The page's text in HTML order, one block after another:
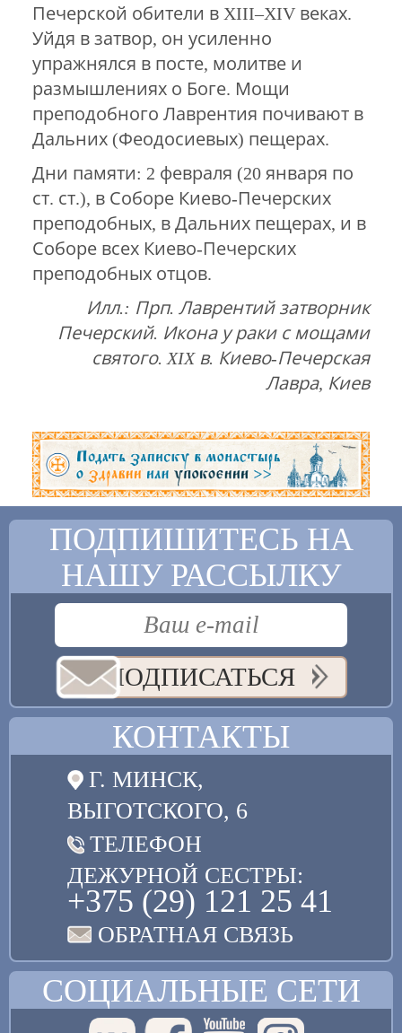
Печерской обители в XIII–XIV веках.
Уйдя в затвор, он усиленно
упражнялся в посте, молитве и
размышлениях о Боге. Мощи
преподобного Лаврентия почивают в
Дальних (Феодосиевых) пещерах.
Дни памяти: 2 февраля (20 января по
ст. ст.), в Соборе Киево-Печерских
преподобных, в Дальних пещерах, и в
Соборе всех Киево-Печерских
преподобных отцов.
Илл.: Прп. Лаврентий затворник
Печерский. Икона у раки с мощами
святого. XIX в. Киево-Печерская
Лавра, Киев
ПОДПИШИТЕСЬ НА
НАШУ РАССЫЛКУ
ПОДПИСАТЬСЯ
КОНТАКТЫ
Г. МИНСК,
ВЫГОТСКОГО, 6
ТЕЛЕФОН
ДЕЖУРНОЙ СЕСТРЫ:
+375 (29) 121 25 41
ОБРАТНАЯ СВЯЗЬ
СОЦИАЛЬНЫЕ СЕТИ